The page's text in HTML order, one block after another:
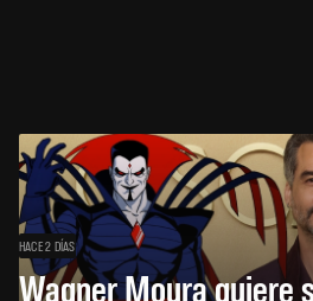
HACE 2 DÍAS
Wagner Moura quiere